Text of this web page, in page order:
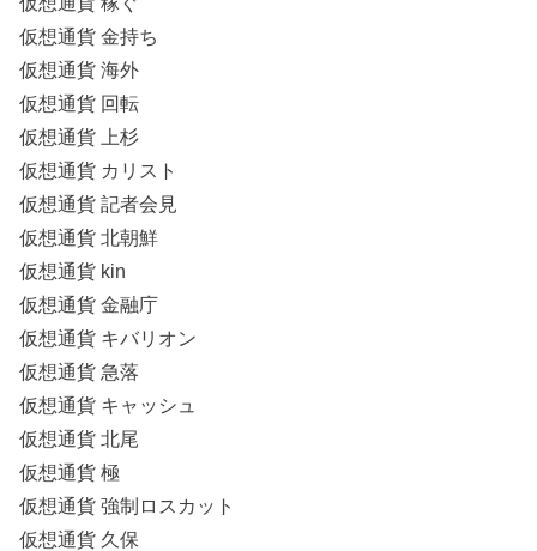
仮想通貨 金持ち
仮想通貨 海外
仮想通貨 回転
仮想通貨 上杉
仮想通貨 カリスト
仮想通貨 記者会見
仮想通貨 北朝鮮
仮想通貨 kin
仮想通貨 金融庁
仮想通貨 キバリオン
仮想通貨 急落
仮想通貨 キャッシュ
仮想通貨 北尾
仮想通貨 極
仮想通貨 強制ロスカット
仮想通貨 久保